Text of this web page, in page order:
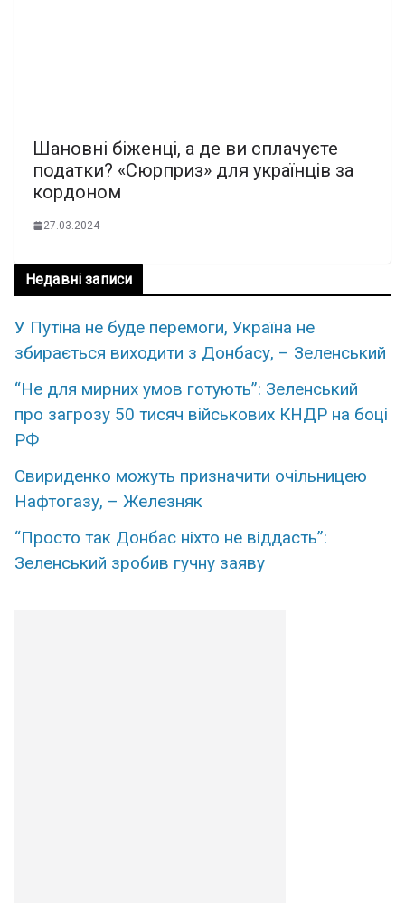
Шановні біженці, а де ви сплачуєте
податки? «Сюрприз» для українців за
кордоном
27.03.2024
Недавні записи
У Путіна не буде перемоги, Україна не
збирається виходити з Донбасу, – Зеленський
“Не для мирних умов готують”: Зеленський
про загрозу 50 тисяч військових КНДР на боці
РФ
Свириденко можуть призначити очільницею
Нафтогазу, – Железняк
“Просто так Донбас ніхто не віддасть”:
Зеленський зробив гучну заяву